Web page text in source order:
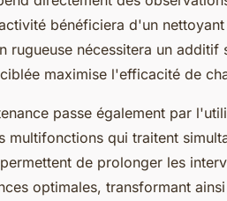
bénéficiera d'un
rugueuse nécessitera un
maximise l'efficacité de
passe également par
multifonctions qui traitent
de prolonger les
optimales, transformant